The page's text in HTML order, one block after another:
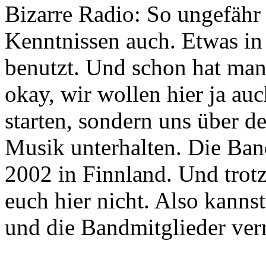
Bizarre Radio: So
Kenntnissen auch. Etwas
benutzt. Und schon hat
okay, wir wollen hier ja
starten, sondern uns über
Musik unterhalten. Die
2002 in Finnland. Und
euch hier nicht. Also
und die Bandmitglieder